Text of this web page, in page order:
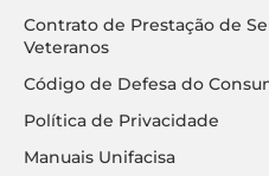
Contrato de Prestação de
Veteranos
Código de Defesa do
Política de Privacidade
Manuais Unifacisa